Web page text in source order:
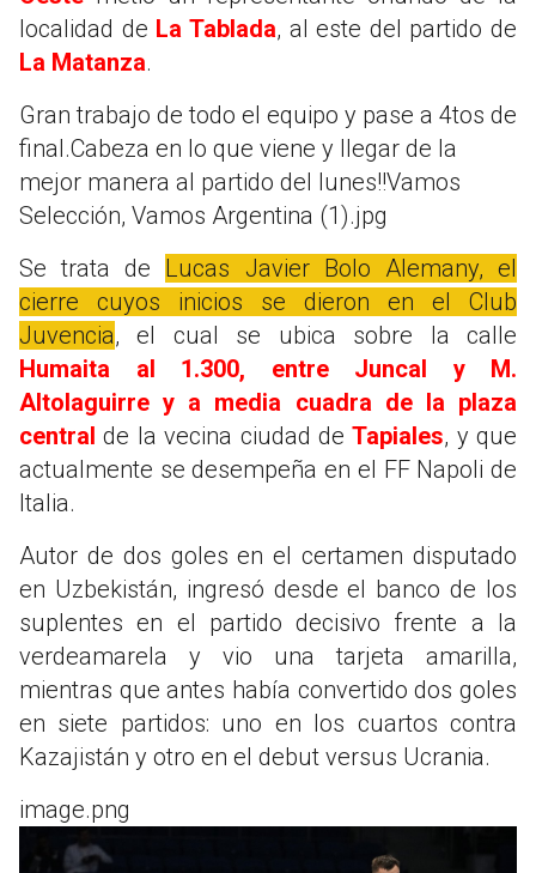
localidad de La Tablada, al este del partido de
La Matanza.
Gran trabajo de todo el equipo y pase a 4tos de
final.Cabeza en lo que viene y llegar de la
mejor manera al partido del lunes!!Vamos
Selección, Vamos Argentina (1).jpg
Se trata de Lucas Javier Bolo Alemany, el
cierre cuyos inicios se dieron en el Club
Juvencia, el cual se ubica sobre la calle
Humaita al 1.300, entre Juncal y M.
Altolaguirre y a media cuadra de la plaza
central de la vecina ciudad deTapiales, y que
actualmente se desempeña en el FF Napoli de
Italia.
Autor de dos goles en el certamen disputado
en Uzbekistán, ingresó desde el banco de los
suplentes en el partido decisivo frente a la
verdeamarela y vio una tarjeta amarilla,
mientras que antes había convertido dos goles
en siete partidos: uno en los cuartos contra
Kazajistán y otro en el debut versus Ucrania.
image.png